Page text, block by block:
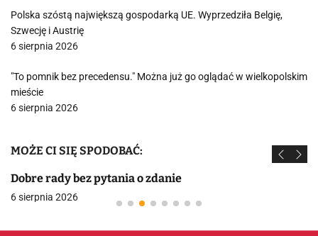
Polska szóstą największą gospodarką UE. Wyprzedziła Belgię,
Szwecję i Austrię
6 sierpnia 2026
"To pomnik bez precedensu." Można już go oglądać w wielkopolskim
mieście
6 sierpnia 2026
MOŻE CI SIĘ SPODOBAĆ:
Dobre rady bez pytania o zdanie
6 sierpnia 2026